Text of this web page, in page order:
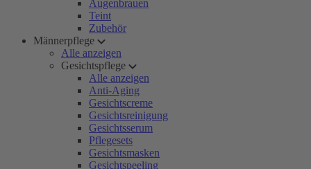
Augenbrauen
Teint
Zubehör
Männerpflege
Alle anzeigen
Gesichtspflege
Alle anzeigen
Anti-Aging
Gesichtscreme
Gesichtsreinigung
Gesichtsserum
Pflegesets
Gesichtsmasken
Gesichtspeeling